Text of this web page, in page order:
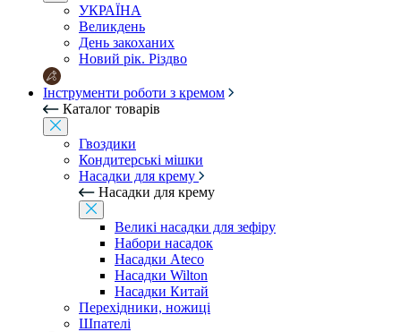
УКРАЇНА
Великдень
День закоханих
Новий рік. Різдво
Інструменти роботи з кремом
Каталог товарів
Гвоздики
Кондитерські мішки
Насадки для крему
Насадки для крему
Великі насадки для зефіру
Набори насадок
Насадки Ateco
Насадки Wilton
Насадки Китай
Перехідники, ножиці
Шпателі